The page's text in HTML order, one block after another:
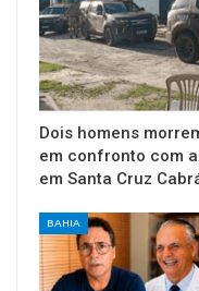
Dois homens
em confronto com a
em Santa Cruz
BAHIA